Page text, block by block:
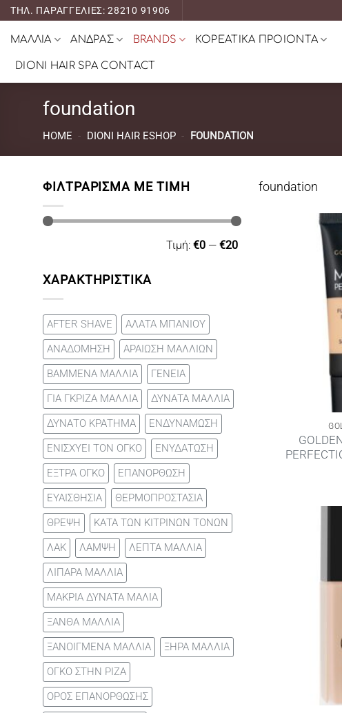
Μετάβαση
ΤΗΛ. ΠΑΡΑΓΓΕΛΙΕΣ: 28210 91906
ΜΑΛΛΙΑ ΑΝΔΡΑΣ BRANDS ΚΟΡΕΑΤΙΚΑ ΠΡΟΙΟΝΤΑ
DIONI HAIR SPA CONTACT
foundation
HOME - DIONI HAIR ESHOP - FOUNDATION
ΦΙΛΤΡΆΡΙΣΜΑ ΜΕ ΤΙΜΉ
Τιμή: €0— €20
ΧΑΡΑΚΤΗΡΙΣΤΙΚΑ
AFTER SHAVE
ΑΛΑΤΑ ΜΠΑΝΙΟΥ
ΑΝΑΔΟΜΗΣΗ
ΑΡΑΙΩΣΗ ΜΑΛΛΙΩΝ
ΒΑΜΜΕΝΑ ΜΑΛΛΙΑ
ΓΕΝΕΙΑ
ΓΙΑ ΓΚΡΙΖΑ ΜΑΛΛΙΑ
ΔΥΝΑΤΑ ΜΑΛΛΙΑ
ΔΥΝΑΤΟ ΚΡΑΤΗΜΑ
ΕΝΔΥΝΑΜΩΣΗ
ΕΝΙΣΧΥΕΙ ΤΟΝ ΟΓΚΟ
ΕΝΥΔΑΤΩΣΗ
ΕΞΤΡΑ ΟΓΚΟ
ΕΠΑΝΟΡΘΩΣΗ
ΕΥΑΙΣΘΗΣΙΑ
ΘΕΡΜΟΠΡΟΣΤΑΣΙΑ
ΘΡΕΨΗ
ΚΑΤΑ ΤΩΝ ΚΙΤΡΙΝΩΝ ΤΟΝΩΝ
ΛΑΚ
ΛΑΜΨΗ
ΛΕΠΤΑ ΜΑΛΛΙΑ
ΛΙΠΑΡΑ ΜΑΛΛΙΑ
ΜΑΚΡΙΑ ΔΥΝΑΤΑ ΜΑΛΙΑ
ΞΑΝΘΑ ΜΑΛΛΙΑ
ΞΑΝΟΙΓΜΕΝΑ ΜΑΛΛΙΑ
ΞΗΡΑ ΜΑΛΛΙΑ
ΟΓΚΟ ΣΤΗΝ ΡΙΖΑ
ΟΡΟΣ ΕΠΑΝΟΡΘΩΣΗΣ
foundation